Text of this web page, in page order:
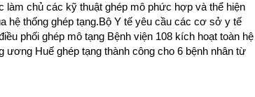
làm chủ các kỹ thuật ghép mô phức hợp và thể hiện
hệ thống ghép tạng.Bộ Y tế yêu cầu các cơ sở y tế
phối ghép mô tạng Bệnh viện 108 kích hoạt toàn hệ
ương Huế ghép tạng thành công cho 6 bệnh nhân từ